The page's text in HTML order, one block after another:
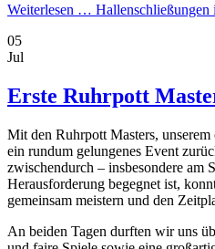
Weiterlesen … Hallenschließungen
05
Jul
Erste Ruhrpott
Mit den Ruhrpott Masters,
ein rundum gelungenes Event
zwischendurch – insbesondere am
Herausforderung begegnet ist,
gemeinsam meistern und den
An beiden Tagen durften wir uns